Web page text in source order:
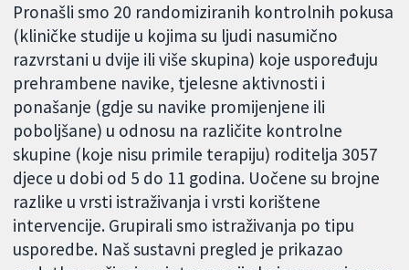
Pronašli smo 20 randomiziranih kontrolnih pokusa
(kliničke studije u kojima su ljudi nasumično
razvrstani u dvije ili više skupina) koje uspoređuju
prehrambene navike, tjelesne aktivnosti i
ponašanje (gdje su navike promijenjene ili
poboljšane) u odnosu na različite kontrolne
skupine (koje nisu primile terapiju) roditelja 3057
djece u dobi od 5 do 11 godina. Uočene su brojne
razlike u vrsti istraživanja i vrsti korištene
intervencije. Grupirali smo istraživanja po tipu
usporedbe. Naš sustavni pregled je prikazao